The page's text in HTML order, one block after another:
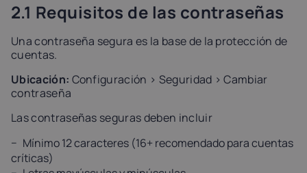
2.1 Requisitos de las contraseñas
Una contraseña segura es la base de la protección de
cuentas.
Ubicación: Configuración > Seguridad > Cambiar
contraseña
Las contraseñas seguras deben incluir
Mínimo 12 caracteres (16+ recomendado para cuentas
críticas)